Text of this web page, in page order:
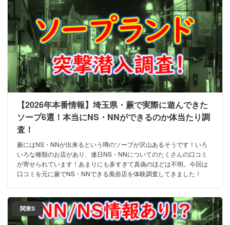
【2026年本番情報】埼玉県・蕨で実際に遊んできた
ソープ6選！本当にNS・NNができるのか体当たり調
査！
蕨にはNS・NNが出来るという噂のソープが沢山あるそうです！いろ
いろな種類のお店があり、連日NS・NNについてのたくさんの口コミ
が寄せられています！あまりにも多すぎて真偽のほどは不明。今回は
口コミを元に蕨でNS・NNできる風俗店を体験調査してきました！
関東S